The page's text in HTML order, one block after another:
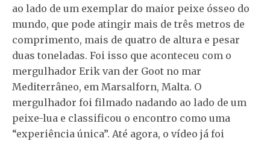
ao lado de um exemplar do maior peixe ósseo do
mundo, que pode atingir mais de três metros de
comprimento, mais de quatro de altura e pesar
duas toneladas. Foi isso que aconteceu com o
mergulhador Erik van der Goot no mar
Mediterrâneo, em Marsalforn, Malta. O
mergulhador foi filmado nadando ao lado de um
peixe-lua e classificou o encontro como uma
“experiência única”. Até agora, o vídeo já foi